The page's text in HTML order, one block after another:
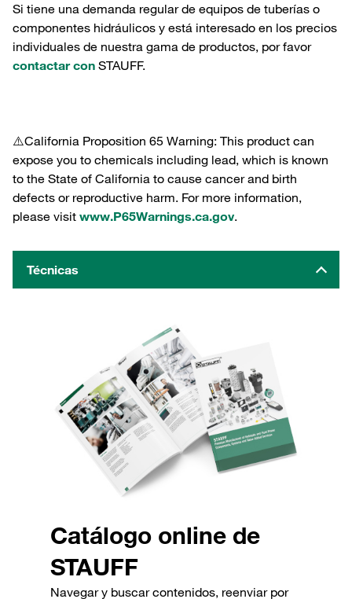
Si tiene una demanda regular de equipos de tuberías o
componentes hidráulicos y está interesado en los precios
individuales de nuestra gama de productos, por favor
contactar con STAUFF.
⚠️California Proposition 65 Warning: This product can
expose you to chemicals including lead, which is known
to the State of California to cause cancer and birth
defects or reproductive harm. For more information,
please visit www.P65Warnings.ca.gov.
Técnicas
Catálogo online de
STAUFF
Navegar y buscar contenidos, reenviar por